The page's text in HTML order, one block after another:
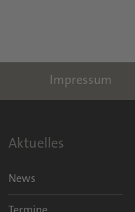
Impressum
Aktuelles
News